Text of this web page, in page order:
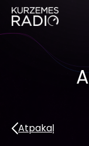
Atpakaļ